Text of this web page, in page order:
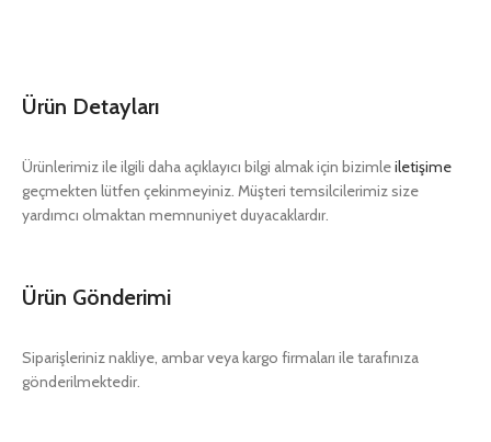
Ürün Detayları
Ürünlerimiz ile ilgili daha açıklayıcı bilgi almak için bizimleiletişime
geçmekten lütfen çekinmeyiniz. Müşteri temsilcilerimiz size
yardımcı olmaktan memnuniyet duyacaklardır.
Ürün Gönderimi
Siparişleriniz nakliye, ambar veya kargo firmaları ile tarafınıza
gönderilmektedir.